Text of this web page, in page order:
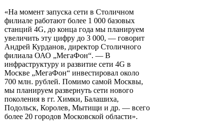
«На момент запуска сети в Столичном
филиале работают более 1 000 базовых
станций 4G, до конца года мы планируем
увеличить эту цифру до 3 000, — говорит
Андрей Курданов, директор Столичного
филиала ОАО „МегаФон“. — В
инфраструктуру и развитие сети 4G в
Москве „МегаФон“ инвестировал около
700 млн. рублей. Помимо самой Москвы,
мы планируем развернуть сети нового
поколения в гг. Химки, Балашиха,
Подольск, Королев, Мытищи и др. — всего
более 20 городов Московской области».